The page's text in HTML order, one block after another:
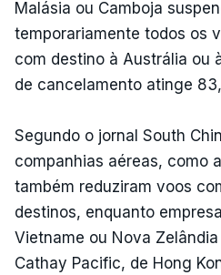
Malásia ou Camboja
temporariamente todos os
com destino à Austrália ou
de cancelamento atinge
Segundo o jornal South
companhias aéreas, como
também reduziram voos
destinos, enquanto
Vietname ou Nova
Cathay Pacific, de Hong